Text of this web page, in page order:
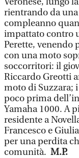
rientrando da
compleanno
impattato contro
Perette, venendo
con una moto
soccorritori: il
Riccardo Greotti
moto di Suzzara;
poco prima
Yamaha 1000. A
residente a
Francesco e
per una perdita
comunità. M.P.